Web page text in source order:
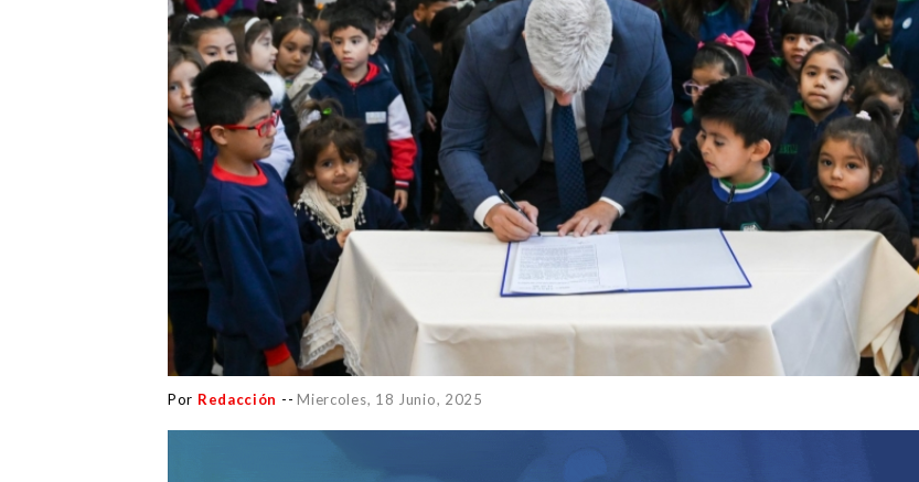
Por Redacción -- Miercoles, 18 Junio, 2025